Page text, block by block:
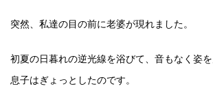
突然、私達の目の前に老婆が現れました。
初夏の日暮れの逆光線を浴びて、音もなく姿
息子はぎょっとしたのです。